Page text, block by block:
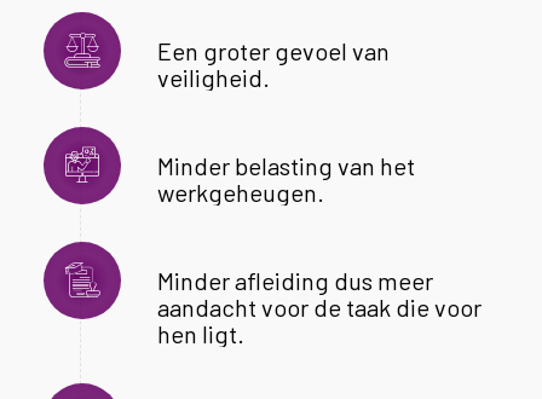
Een groter gevoel van
veiligheid.
Minder belasting van het
werkgeheugen.
Minder afleiding dus meer
aandacht voor de taak die voor
hen ligt.